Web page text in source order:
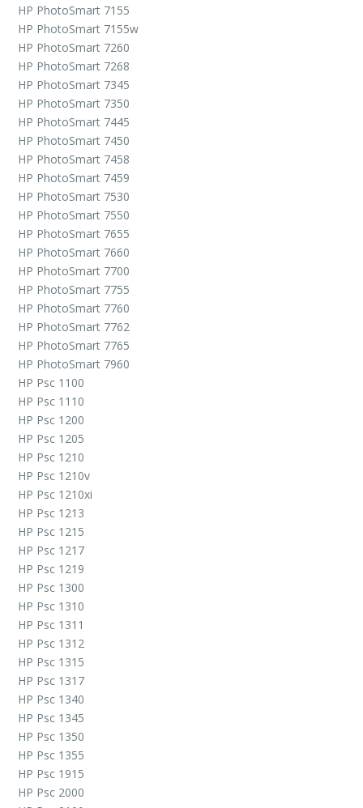
HP PhotoSmart 7155
HP PhotoSmart 7155w
HP PhotoSmart 7260
HP PhotoSmart 7268
HP PhotoSmart 7345
HP PhotoSmart 7350
HP PhotoSmart 7445
HP PhotoSmart 7450
HP PhotoSmart 7458
HP PhotoSmart 7459
HP PhotoSmart 7530
HP PhotoSmart 7550
HP PhotoSmart 7655
HP PhotoSmart 7660
HP PhotoSmart 7700
HP PhotoSmart 7755
HP PhotoSmart 7760
HP PhotoSmart 7762
HP PhotoSmart 7765
HP PhotoSmart 7960
HP Psc 1100
HP Psc 1110
HP Psc 1200
HP Psc 1205
HP Psc 1210
HP Psc 1210v
HP Psc 1210xi
HP Psc 1213
HP Psc 1215
HP Psc 1217
HP Psc 1219
HP Psc 1300
HP Psc 1310
HP Psc 1311
HP Psc 1312
HP Psc 1315
HP Psc 1317
HP Psc 1340
HP Psc 1345
HP Psc 1350
HP Psc 1355
HP Psc 1915
HP Psc 2000